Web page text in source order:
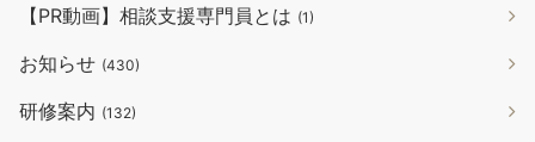
【PR動画】相談支援専門員とは (1)
お知らせ (430)
研修案内 (132)